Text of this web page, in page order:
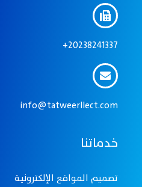
20238241337+
info@tatweerllect.com
خدماتنا
تصميم المواقع الإلكترونيـة